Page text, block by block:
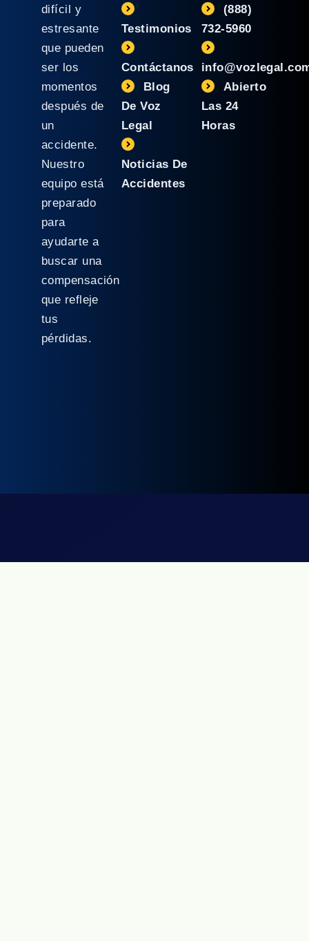
difícil y
estresante
que pueden
ser los
momentos
después de
un
accidente.
Nuestro
equipo está
preparado
para
ayudarte a
buscar una
compensación
que refleje
tus
pérdidas.
Testimonios
Contáctanos
Blog
De Voz
Legal
Noticias De
Accidentes
(888)
732-5960
Abierto
Las 24
Horas